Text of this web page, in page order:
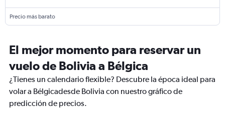
Precio más barato
El mejor momento para reservar un
vuelo de Bolivia a Bélgica
¿Tienes un calendario flexible? Descubre la época ideal para
volar a Bélgicadesde Bolivia con nuestro gráfico de
predicción de precios.